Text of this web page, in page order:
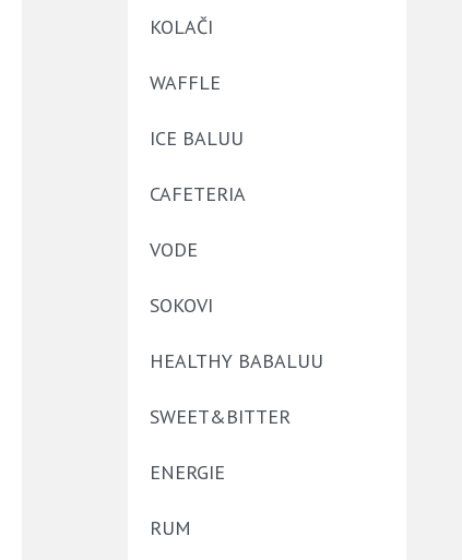
KOLAČI
WAFFLE
ICE BALUU
CAFETERIA
VODE
SOKOVI
HEALTHY BABALUU
SWEET&BITTER
ENERGIE
RUM